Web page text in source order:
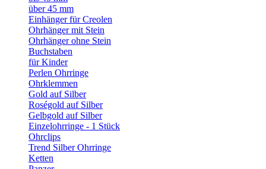
über 45 mm
Einhänger für Creolen
Ohrhänger mit Stein
Ohrhänger ohne Stein
Buchstaben
für Kinder
Perlen Ohrringe
Ohrklemmen
Gold auf Silber
Roségold auf Silber
Gelbgold auf Silber
Einzelohrringe - 1 Stück
Ohrclips
Trend Silber Ohrringe
Ketten